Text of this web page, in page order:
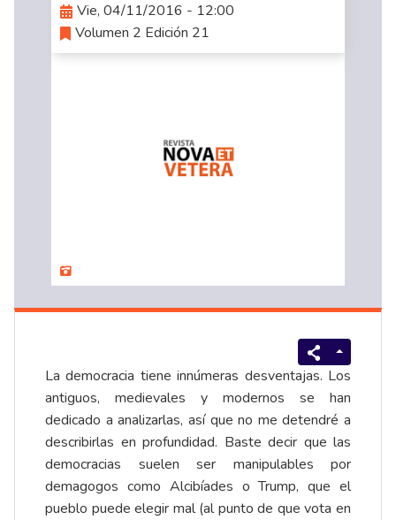
Vie, 04/11/2016 - 12:00
Volumen 2 Edición 21
La democracia tiene innúmeras desventajas. Los
antiguos, medievales y modernos se han
dedicado a analizarlas, así que no me detendré a
describirlas en profundidad. Baste decir que las
democracias suelen ser manipulables por
demagogos como Alcibíades o Trump, que el
pueblo puede elegir mal (al punto de que vota en